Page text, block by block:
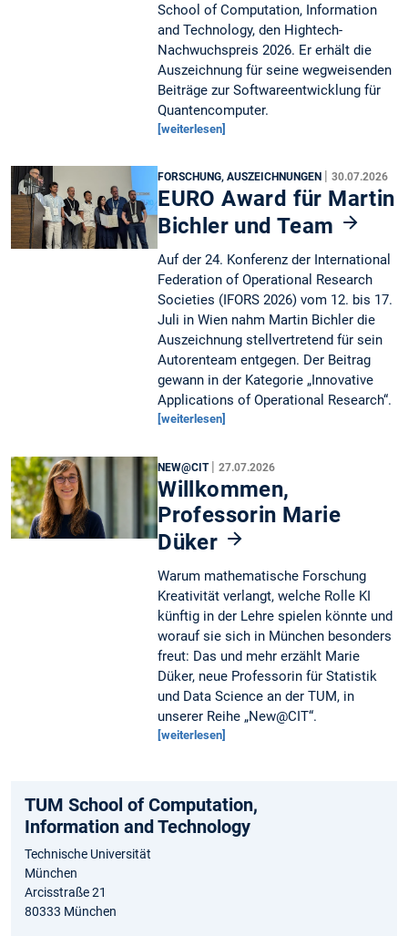
School of Computation, Information
and Technology, den Hightech-
Nachwuchspreis 2026. Er erhält die
Auszeichnung für seine wegweisenden
Beiträge zur Softwareentwicklung für
Quantencomputer.
[weiterlesen]
FORSCHUNG, AUSZEICHNUNGEN |30.07.2026
EURO Award für Martin
Bichler und Team
Auf der 24. Konferenz der International
Federation of Operational Research
Societies (IFORS 2026) vom 12. bis 17.
Juli in Wien nahm Martin Bichler die
Auszeichnung stellvertretend für sein
Autorenteam entgegen. Der Beitrag
gewann in der Kategorie „Innovative
Applications of Operational Research“.
[weiterlesen]
NEW@CIT |27.07.2026
Willkommen,
Professorin Marie
Düker
Warum mathematische Forschung
Kreativität verlangt, welche Rolle KI
künftig in der Lehre spielen könnte und
worauf sie sich in München besonders
freut: Das und mehr erzählt Marie
Düker, neue Professorin für Statistik
und Data Science an der TUM, in
unserer Reihe „New@CIT“.
[weiterlesen]
TUM School of Computation,
Information and Technology
Technische Universität
München
Arcisstraße 21
80333 München